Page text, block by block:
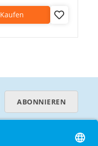
Add
Wish
Kaufen
ABONNIEREN